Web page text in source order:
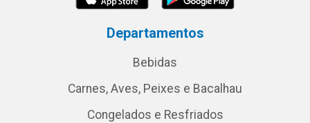
Departamentos
Bebidas
Carnes, Aves, Peixes e Bacalhau
Congelados e Resfriados